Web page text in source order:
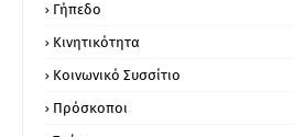
Γήπεδο
Κινητικότητα
Κοινωνικό Συσσίτιο
Πρόσκοποι